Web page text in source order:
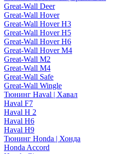
Great-Wall Deer
Great-Wall Hover
Great-Wall Hover H3
Great-Wall Hover H5
Great-Wall Hover H6
Great-Wall Hover M4
Great-Wall M2
Great-Wall M4
Great-Wall Safe
Great-Wall Wingle
Тюнинг Haval | Хавал
Haval F7
Haval H 2
Haval H6
Haval H9
Тюнинг Honda | Хонда
Honda Accord